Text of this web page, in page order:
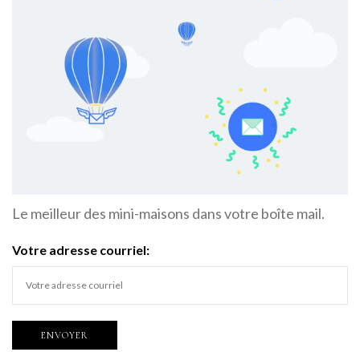
Le meilleur des mini-maisons dans votre boîte mail.
Votre adresse courriel: